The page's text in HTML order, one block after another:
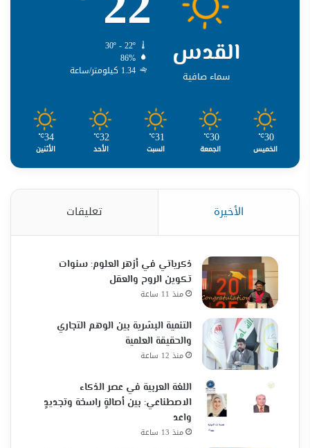
القدس
سماء صافية
30º - 22º
86%
1.34 كيلومتر/ساعة
30
℃
الخميس
30
℃
الجمعة
31
℃
السبت
32
℃
الأحد
34
℃
الأثنين
الأخيرة تعليقات
ذكرياتي في أزهر العلوم: سنوات
تكوين الروح والعقل
منذ 11 ساعة
التنمية البشرية بين الوهم التجاري
والحقيقة العلمية
منذ 12 ساعة
اللغة العربية في عصر الذكاء
الاصطناعي: بين أصالةٍ راسخة وتجديدٍ
واعد
منذ 13 ساعة